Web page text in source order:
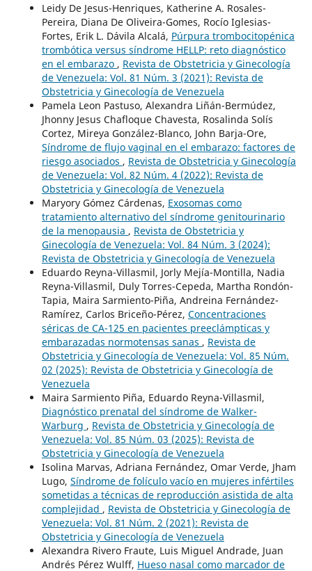
Leidy De Jesus-Henriques, Katherine A. Rosales-
Pereira, Diana De Oliveira-Gomes, Rocío Iglesias-
Fortes, Erik L. Dávila Alcalá, Púrpura trombocitopénica
trombótica versus síndrome HELLP: reto diagnóstico
en el embarazo , Revista de Obstetricia y Ginecología
de Venezuela: Vol. 81 Núm. 3 (2021): Revista de
Obstetricia y Ginecología de Venezuela
Pamela Leon Pastuso, Alexandra Liñán-Bermúdez,
Jhonny Jesus Chafloque Chavesta, Rosalinda Solís
Cortez, Mireya González-Blanco, John Barja-Ore,
Síndrome de flujo vaginal en el embarazo: factores de
riesgo asociados , Revista de Obstetricia y Ginecología
de Venezuela: Vol. 82 Núm. 4 (2022): Revista de
Obstetricia y Ginecología de Venezuela
Maryory Gómez Cárdenas, Exosomas como
tratamiento alternativo del síndrome genitourinario
de la menopausia , Revista de Obstetricia y
Ginecología de Venezuela: Vol. 84 Núm. 3 (2024):
Revista de Obstetricia y Ginecología de Venezuela
Eduardo Reyna-Villasmil, Jorly Mejía-Montilla, Nadia
Reyna-Villasmil, Duly Torres-Cepeda, Martha Rondón-
Tapia, Maira Sarmiento-Piña, Andreina Fernández-
Ramírez, Carlos Briceño-Pérez, Concentraciones
séricas de CA-125 en pacientes preeclámpticas y
embarazadas normotensas sanas , Revista de
Obstetricia y Ginecología de Venezuela: Vol. 85 Núm.
02 (2025): Revista de Obstetricia y Ginecología de
Venezuela
Maira Sarmiento Piña, Eduardo Reyna-Villasmil,
Diagnóstico prenatal del síndrome de Walker-
Warburg , Revista de Obstetricia y Ginecología de
Venezuela: Vol. 85 Núm. 03 (2025): Revista de
Obstetricia y Ginecología de Venezuela
Isolina Marvas, Adriana Fernández, Omar Verde, Jham
Lugo, Síndrome de folículo vacío en mujeres infértiles
sometidas a técnicas de reproducción asistida de alta
complejidad , Revista de Obstetricia y Ginecología de
Venezuela: Vol. 81 Núm. 2 (2021): Revista de
Obstetricia y Ginecología de Venezuela
Alexandra Rivero Fraute, Luis Miguel Andrade, Juan
Andrés Pérez Wulff, Hueso nasal como marcador de